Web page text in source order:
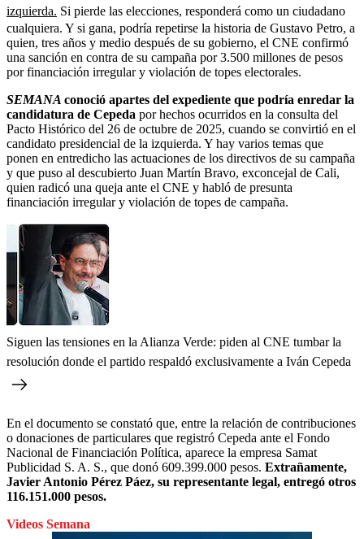
izquierda. Si pierde las elecciones, responderá como un ciudadano
cualquiera. Y si gana, podría repetirse la historia de Gustavo Petro, a
quien, tres años y medio después de su gobierno, el CNE confirmó
una sanción en contra de su campaña por 3.500 millones de pesos
por financiación irregular y violación de topes electorales.
SEMANA conoció apartes del expediente que podría enredar la
candidatura de Cepeda por hechos ocurridos en la consulta del
Pacto Histórico del 26 de octubre de 2025, cuando se convirtió en el
candidato presidencial de la izquierda. Y hay varios temas que
ponen en entredicho las actuaciones de los directivos de su campaña
y que puso al descubierto Juan Martín Bravo, exconcejal de Cali,
quien radicó una queja ante el CNE y habló de presunta
financiación irregular y violación de topes de campaña.
Siguen las tensiones en la Alianza Verde: piden al CNE tumbar la
resolución donde el partido respaldó exclusivamente a Iván Cepeda
En el documento se constató que, entre la relación de contribuciones
o donaciones de particulares que registró Cepeda ante el Fondo
Nacional de Financiación Política, aparece la empresa Samat
Publicidad S. A. S., que donó 609.399.000 pesos. Extrañamente,
Javier Antonio Pérez Páez, su representante legal, entregó otros
116.151.000 pesos.
Videos Semana